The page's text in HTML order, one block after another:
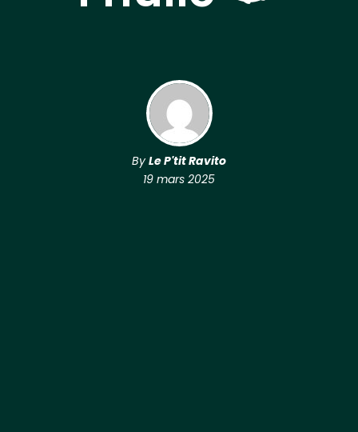
ByLe P'tit Ravito
19 mars 2025